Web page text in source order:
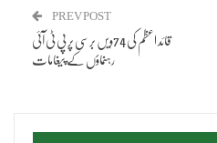
PREV POST
قائد اعظم کی 74ویں برسی پر پی ٹی آئی
رہنماؤں کے پیغامات